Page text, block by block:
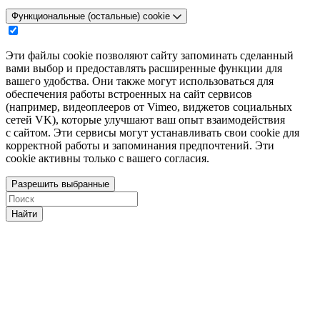
Функциональные (остальные) cookie
Эти файлы cookie позволяют сайту запоминать сделанный
вами выбор и предоставлять расширенные функции для
вашего удобства. Они также могут использоваться для
обеспечения работы встроенных на сайт сервисов
(например, видеоплееров от Vimeo, виджетов социальных
сетей VK), которые улучшают ваш опыт взаимодействия
с сайтом. Эти сервисы могут устанавливать свои cookie для
корректной работы и запоминания предпочтений. Эти
cookie активны только с вашего согласия.
Разрешить выбранные
Найти